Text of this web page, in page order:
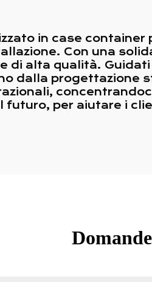
in case
Con una
di alta qualità.
dalla
per aiutare i